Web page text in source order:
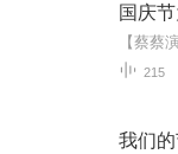
国庆
215
我们